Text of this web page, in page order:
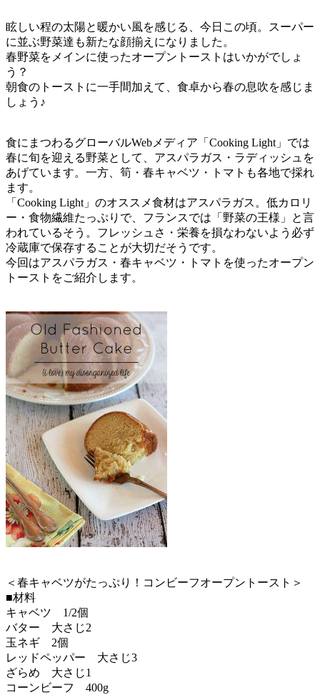
眩しい程の太陽と暖かい風を感じる、今日この頃。スーパー
に並ぶ野菜達も新たな顔揃えになりました。
春野菜をメインに使ったオープントーストはいかがでしょ
う？
朝食のトーストに一手間加えて、食卓から春の息吹を感じま
しょう♪
食にまつわるグローバルWebメディア「Cooking Light」では
春に旬を迎える野菜として、アスパラガス・ラディッシュを
あげています。一方、筍・春キャベツ・トマトも各地で採れ
ます。
「Cooking Light」のオススメ食材はアスパラガス。低カロリ
ー・食物繊維たっぷりで、フランスでは「野菜の王様」と言
われているそう。フレッシュさ・栄養を損なわないよう必ず
冷蔵庫で保存することが大切だそうです。
今回はアスパラガス・春キャベツ・トマトを使ったオープン
トーストをご紹介します。
＜春キャベツがたっぷり！コンビーフオープントースト＞
■材料
キャベツ 1/2個
バター 大さじ2
玉ネギ 2個
レッドペッパー 大さじ3
ざらめ 大さじ1
コーンビーフ 400g